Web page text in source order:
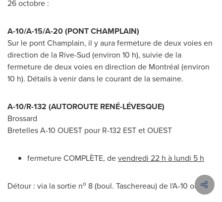
26 octobre :
A-10/A-15/A-20 (PONT CHAMPLAIN)
Sur le pont Champlain, il y aura fermeture de deux voies en
direction de la Rive-Sud (environ 10 h), suivie de la
fermeture de deux voies en direction de Montréal (environ
10 h). Détails à venir dans le courant de la semaine.
A-10/R-132 (AUTOROUTE RENÉ-LÉVESQUE)
Brossard
Bretelles A-10 OUEST pour R-132 ESTet OUEST
fermeture COMPLÈTE, devendredi 22 h à lundi 5 h
Détour : via la sortie no 8 (boul. Taschereau) de l'A-10 ouest.